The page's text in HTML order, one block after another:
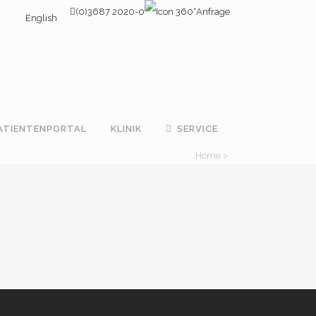
English
(0)3687 2020-0 Anfrage
KLINIK SERVICE
Home >